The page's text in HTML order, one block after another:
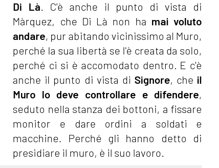
Di Là. C'è anche il punto di vista di
Màrquez, che Di Là non ha mai voluto
andare, pur abitando vicinissimo al Muro,
perché la sua libertà se l'è creata da solo,
perché ci si è accomodato dentro. E c'è
anche il punto di vista di Signore, che il
Muro lo deve controllare e difendere,
seduto nella stanza dei bottoni, a fissare
monitor e dare ordini a soldati e
macchine. Perché gli hanno detto di
presidiare il muro, è il suo lavoro.